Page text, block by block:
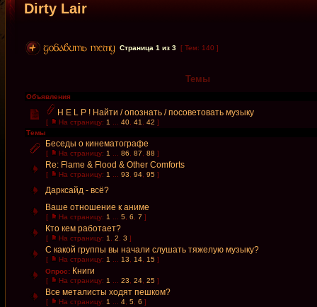
Dirty Lair
Страница 1 из 3 [ Тем: 140 ]
Темы
Объявления
H E L P ! Найти / опознать / посоветовать музыку
[ На страницу: 1 40 41 42 ]
Темы
Беседы о кинематографе
[ На страницу: 1 86 87 88 ]
Re: Flame & Flood & Other Comforts
[ На страницу: 1 93 94 95 ]
Дарксайд - всё?
Ваше отношение к аниме
[ На страницу: 1 5 6 7 ]
Кто кем работает?
[ На страницу: 1 2 3 ]
С какой группы вы начали слушать тяжелую музыку?
[ На страницу: 1 13 14 15 ]
Опрос: Книги
[ На страницу: 1 23 24 25 ]
Все металисты ходят пешком?
[ На страницу: 1 4 5 6 ]